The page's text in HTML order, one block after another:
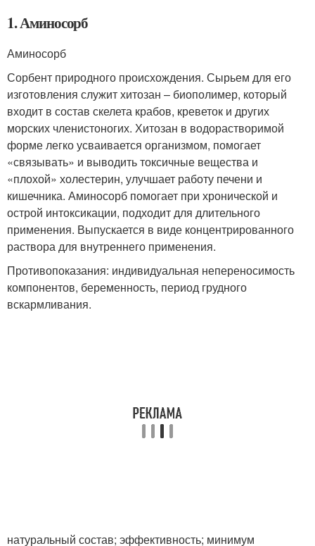
1. Аминосорб
Аминосорб
Сорбент природного происхождения. Сырьем для его
изготовления служит хитозан – биополимер, который
входит в состав скелета крабов, креветок и других
морских членистоногих. Хитозан в водорастворимой
форме легко усваивается организмом, помогает
«связывать» и выводить токсичные вещества и
«плохой» холестерин, улучшает работу печени и
кишечника. Аминосорб помогает при хронической и
острой интоксикации, подходит для длительного
применения. Выпускается в виде концентрированного
раствора для внутреннего применения.
Противопоказания: индивидуальная непереносимость
компонентов, беременность, период грудного
вскармливания.
натуральный состав; эффективность; минимум